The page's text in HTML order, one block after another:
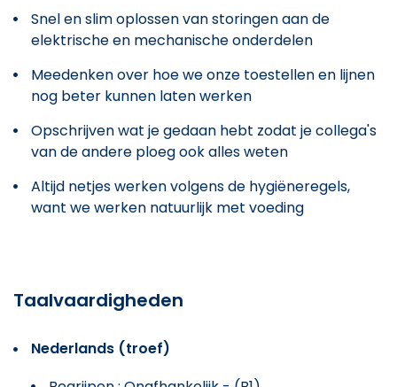
Snel en slim oplossen van storingen aan de
elektrische en mechanische onderdelen
Meedenken over hoe we onze toestellen en lijnen
nog beter kunnen laten werken
Opschrijven wat je gedaan hebt zodat je collega's
van de andere ploeg ook alles weten
Altijd netjes werken volgens de hygiëneregels,
want we werken natuurlijk met voeding
Taalvaardigheden
Nederlands (troef)